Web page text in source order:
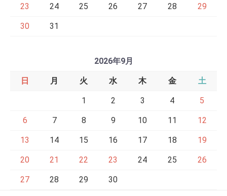
23 24 25 26 27 28 29
30 31
2026年9月
日 月 火 水 木 金 土
1 2 3 4 5
6 7 8 9 10 11 12
13 14 15 16 17 18 19
20 21 22 23 24 25 26
27 28 29 30